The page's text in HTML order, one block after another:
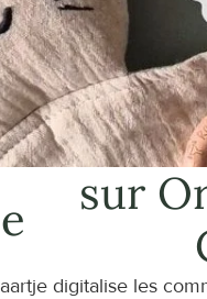
sur
digitalise les